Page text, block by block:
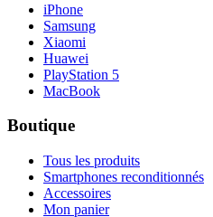
iPhone
Samsung
Xiaomi
Huawei
PlayStation 5
MacBook
Boutique
Tous les produits
Smartphones reconditionnés
Accessoires
Mon panier